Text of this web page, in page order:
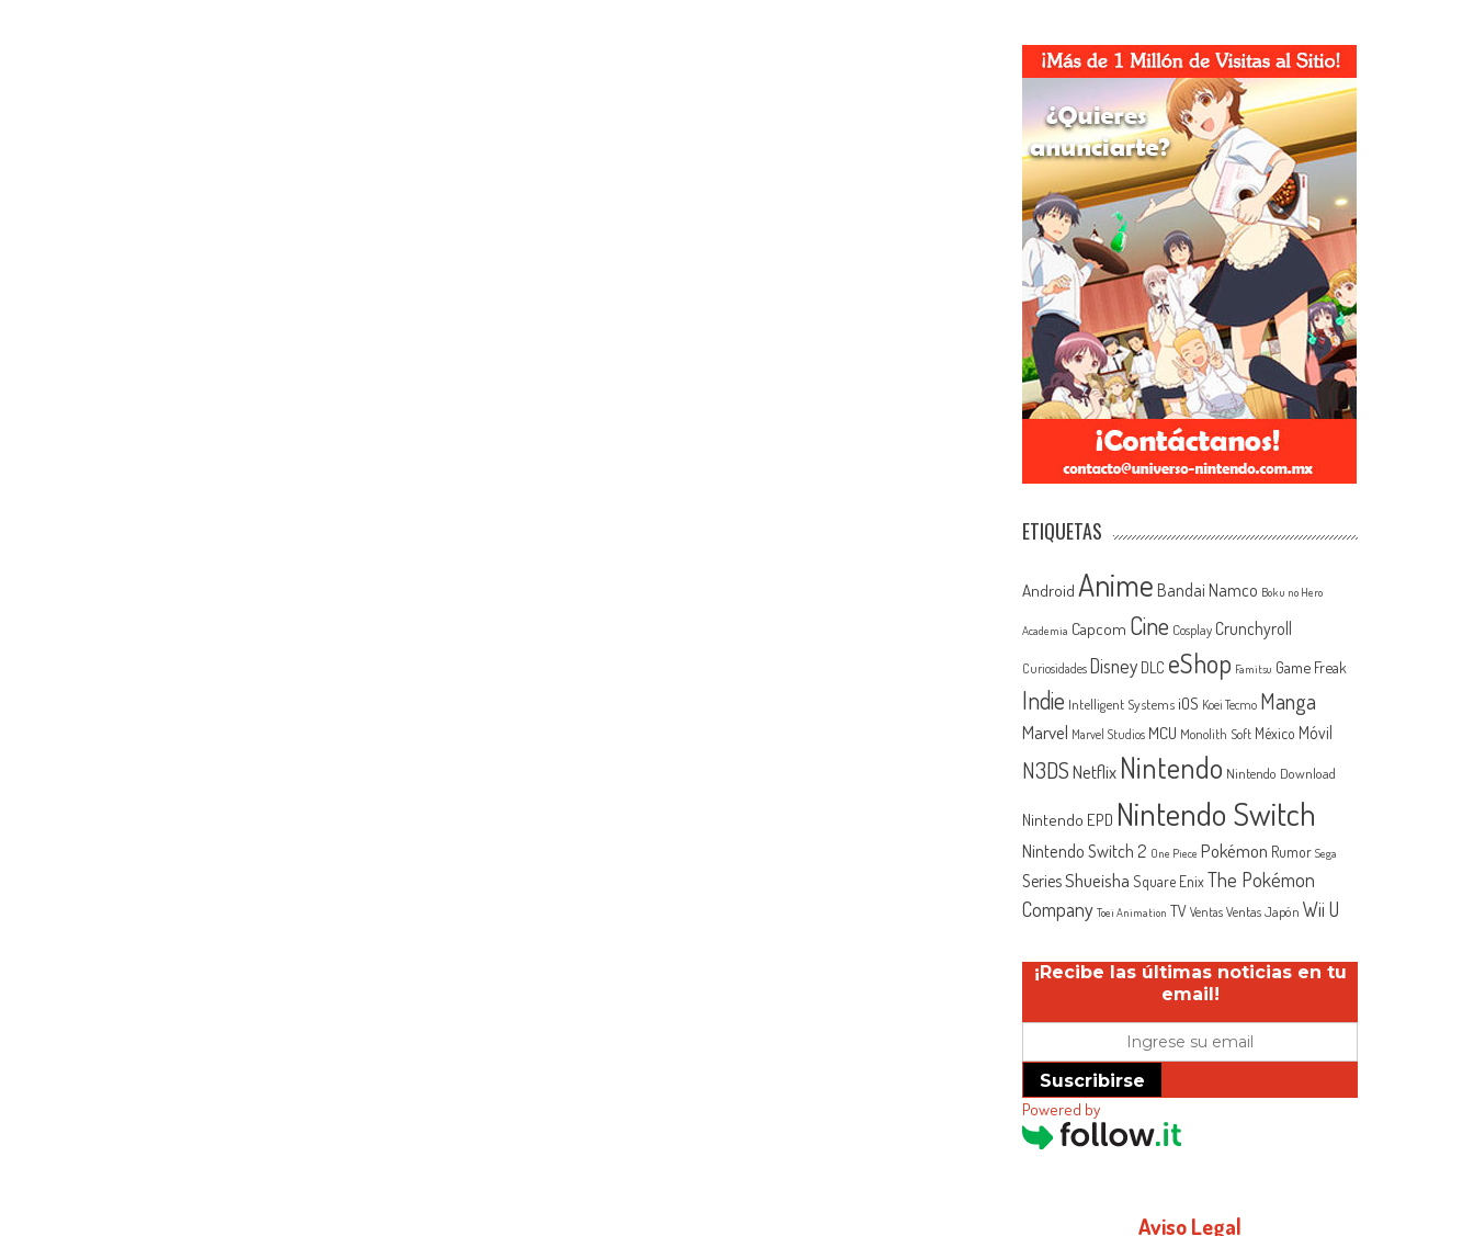
ETIQUETAS
Android Anime Bandai Namco Boku no Hero
Academia Capcom Cine Cosplay Crunchyroll
Curiosidades Disney DLC eShop Famitsu Game Freak
Indie Intelligent Systems iOS Koei Tecmo Manga
Marvel Marvel Studios MCU Monolith Soft México Móvil
N3DSNetflix Nintendo Nintendo Download
Nintendo EPD Nintendo Switch
Nintendo Switch 2 One Piece Pokémon Rumor Sega
SeriesShueisha Square EnixThe Pokémon
Company Toei Animation TV Ventas Ventas Japón Wii U
¡Recibe las últimas noticias en tu
email!
Suscribirse
Powered by
Aviso Legal